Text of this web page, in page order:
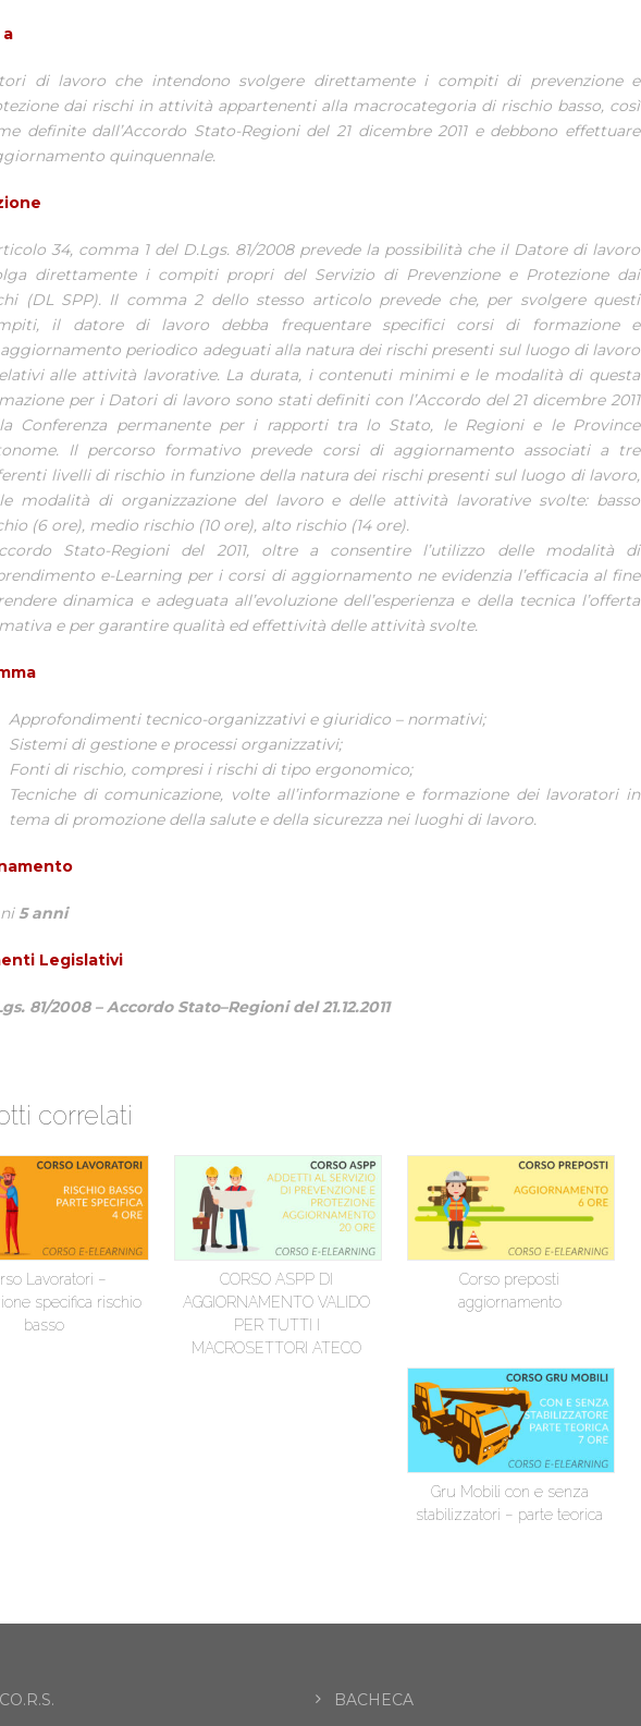
di lavoro che intendono svolgere direttamente i compiti di prevenzione e
dai rischi in attività appartenenti alla macrocategoria di rischio basso, così
definite dall’Accordo Stato-Regioni del 21 dicembre 2011 e debbono effettuare
quinquennale.
34, comma 1 del D.Lgs. 81/2008 prevede la possibilità che il Datore di lavoro
direttamente i compiti propri del Servizio di Prevenzione e Protezione dai
(DL SPP). Il comma 2 dello stesso articolo prevede che, per svolgere questi
il datore di lavoro debba frequentare specifici corsi di formazione e
periodico adeguati alla natura dei rischi presenti sul luogo di lavoro
alle attività lavorative. La durata, i contenuti minimi e le modalità di questa
per i Datori di lavoro sono stati definiti con l’Accordo del 21 dicembre 2011
Conferenza permanente per i rapporti tra lo Stato, le Regioni e le Province
Il percorso formativo prevede corsi di aggiornamento associati a tre
livelli di rischio in funzione della natura dei rischi presenti sul luogo di lavoro,
modalità di organizzazione del lavoro e delle attività lavorative svolte: basso
(6 ore), medio rischio (10 ore), alto rischio (14 ore).
Stato-Regioni del 2011, oltre a consentire l’utilizzo delle modalità di
e-Learning per i corsi di aggiornamento ne evidenzia l’efficacia al fine
dinamica e adeguata all’evoluzione dell’esperienza e della tecnica l’offerta
e per garantire qualità ed effettività delle attività svolte.
Approfondimenti tecnico-organizzativi e giuridico – normativi;
Sistemi di gestione e processi organizzativi;
Fonti di rischio, compresi i rischi di tipo ergonomico;
Tecniche di comunicazione, volte all’informazione e formazione dei lavoratori in
tema di promozione della salute e della sicurezza nei luoghi di lavoro.
5 anni
Legislativi
81/2008 –Accordo Stato–Regioni del 21.12.2011
correlati
Lavoratori –
specifica rischio
basso
CORSO ASPP DI
AGGIORNAMENTO VALIDO
PER TUTTI I
MACROSETTORI ATECO
Corso preposti
aggiornamento
Gru Mobili con e senza
stabilizzatori – parte teorica
BACHECA